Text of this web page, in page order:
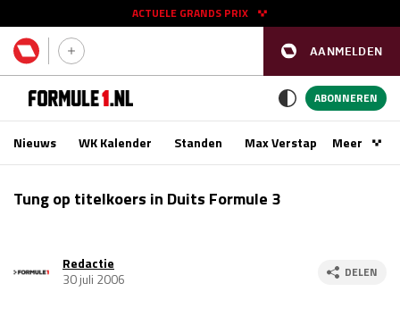
AANMELDEN
ACTUELE GRANDS PRIX
11 - 13 sep
Race
zo 15:00 - 17:00
GP SINGAPORE 2026 09 - 11 okt
ABONNEREN
Nieuws WK Kalender Standen Max VerstappenMeer
Tung op titelkoers in Duits Formule 3
Redactie
30 juli 2006
DELEN